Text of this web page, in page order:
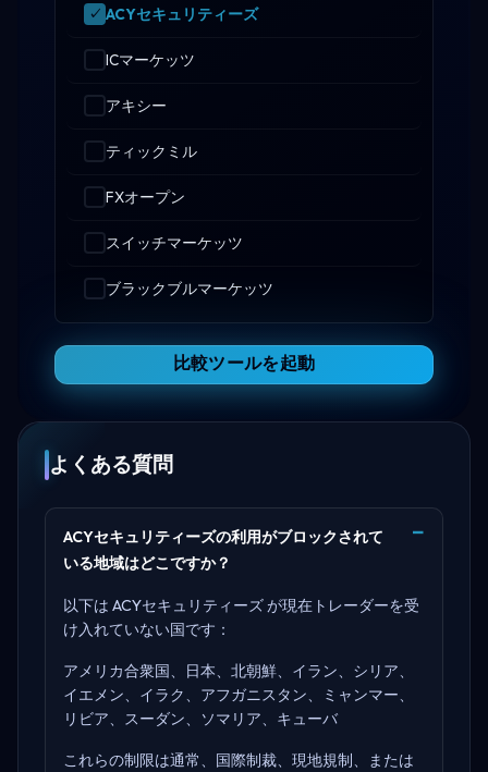
ACYセキュリティーズ
ICマーケッツ
アキシー
ティックミル
FXオープン
スイッチマーケッツ
ブラックブルマーケッツ
比較ツールを起動
よくある質問
ACYセキュリティーズの利用がブロックされて
いる地域はどこですか？
以下は ACYセキュリティーズ が現在トレーダーを受
け入れていない国です：
アメリカ合衆国、日本、北朝鮮、イラン、シリア、
イエメン、イラク、アフガニスタン、ミャンマー、
リビア、スーダン、ソマリア、キューバ
これらの制限は通常、国際制裁、現地規制、または